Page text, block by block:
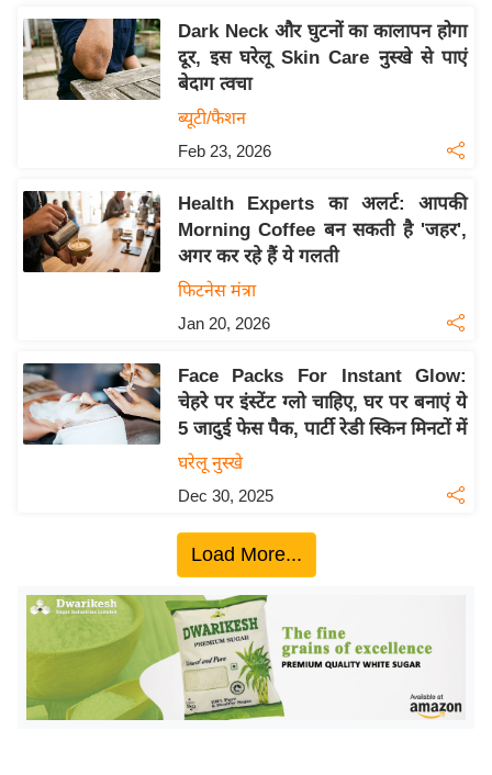
मि
सा
ल
सा
ल
श
यं
ग
इं
ज
ग
ऑ
Dark Neck और घुटनों का कालापन होगा
दूर, इस घरेलू Skin Care नुस्खे से पाएं
बेदाग त्वचा
ब्यूटी/फैशन
Feb 23, 2026
Health Experts का अलर्ट: आपकी
Morning Coffee बन सकती है 'जहर',
अगर कर रहे हैं ये गलती
फिटनेस मंत्रा
Jan 20, 2026
Face Packs For Instant Glow:
चेहरे पर इंस्टेंट ग्लो चाहिए, घर पर बनाएं ये
5 जादुई फेस पैक, पार्टी रेडी स्किन मिनटों में
घरेलू नुस्खे
Dec 30, 2025
Load More...